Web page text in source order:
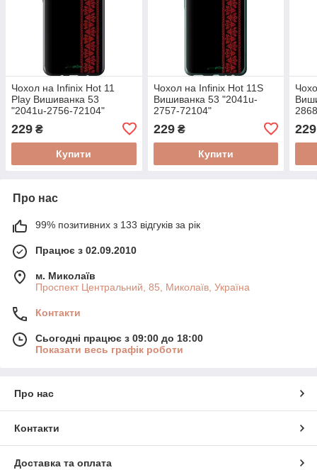
Чохол на Infinix Hot 11
Play Вишиванка 53
"2041u-2756-72104"
229 ₴
Купити
Чохол на Infinix Hot 11S
Вишиванка 53 "2041u-
2757-72104"
229₴
Купити
229
Про нас
99% позитивних з 133 відгуків за рік
Працює з 02.09.2010
м. Миколаїв
Проспект Центральний, 85, Миколаїв, Україна
Контакти
Сьогодні працює з 09:00 до 18:00
Показати весь графік роботи
Про нас
Контакти
Доставка та оплата